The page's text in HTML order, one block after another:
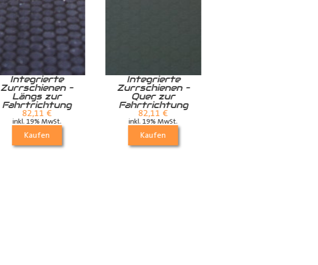
Integrierte
Zurrschienen –
Längs zur
Fahrtrichtung
82,11 €
inkl. 19% MwSt.
Kaufen
Integrierte
Zurrschienen –
Quer zur
Fahrtrichtung
82,11 €
inkl. 19% MwSt.
Kaufen